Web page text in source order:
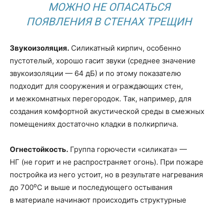
МОЖНО НЕ ОПАСАТЬСЯ
ПОЯВЛЕНИЯ В СТЕНАХ ТРЕЩИН
Звукоизоляция. Силикатный кирпич, особенно
пустотелый, хорошо гасит звуки (среднее значение
звукоизоляции — 64 дБ) и по этому показателю
подходит для сооружения и ограждающих стен,
и межкомнатных перегородок. Так, например, для
создания комфортной акустической среды в смежных
помещениях достаточно кладки в полкирпича.
Огнестойкость. Группа горючести «силиката» —
НГ (не горит и не распространяет огонь). При пожаре
постройка из него устоит, но в результате нагревания
до 700⁰С и выше и последующего остывания
в материале начинают происходить структурные